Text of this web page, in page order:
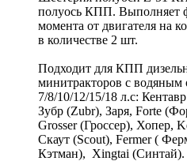
полуось КПП. Выполняет
момента от двигателя на
в количестве 2 шт.
Подходит для КПП
минитракторов с
7/8/10/12/15/18 л.с:
Зубр (Zubr), Заря, Forte
Grosser (Гроссер), Хопер,
Скаут (Scout), Fermer (
Кэтман), Xingtai (Синтай).